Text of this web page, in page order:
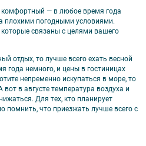
комфортный — в любое время года
плохими погодными условиями.
связаны с целями вашего
отдых, то лучше всего ехать весной
года немного, и цены в гостиницах
непременно искупаться в море, то
в августе температура воздуха и
Для тех, кто планирует
помнить, что приезжать лучше всего с